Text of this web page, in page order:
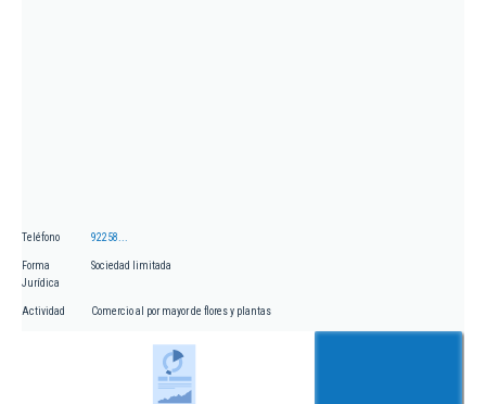
Teléfono 92258...
Forma
Jurídica
Sociedad limitada
Actividad Comercio al por mayor de flores y plantas